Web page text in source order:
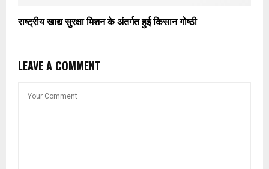
राष्ट्रीय खाद्य सुरक्षा मिशन के अंतर्गत हुई किसान गोष्ठी
LEAVE A COMMENT